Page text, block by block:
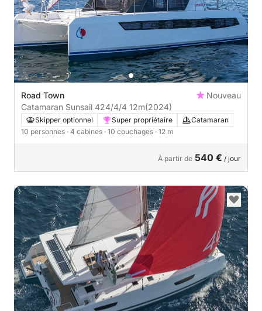
Road Town
Nouveau
Catamaran Sunsail 424/4/4 12m(2024)
Skipper optionnel Super propriétaire
Catamaran
10 personnes · 4 cabines · 10 couchages · 12 m
À partir de 540 € / jour